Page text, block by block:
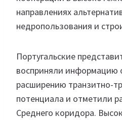
направлениях
недропользования и
Португальские
восприняли информацию
расширению транзитно-
потенциала и отметили
Среднего коридора.